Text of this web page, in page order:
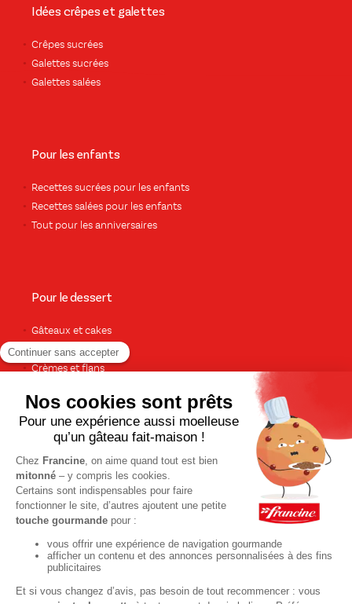
Idées crêpes et galettes
Crêpes sucrées
Galettes sucrées
Galettes salées
Pour les enfants
Recettes sucrées pour les enfants
Recettes salées pour les enfants
Tout pour les anniversaires
Pour le dessert
Gâteaux et cakes
À base de fruits
Crèmes et flans
Recettes de saison
Printemps
Été
Automne
Hiver